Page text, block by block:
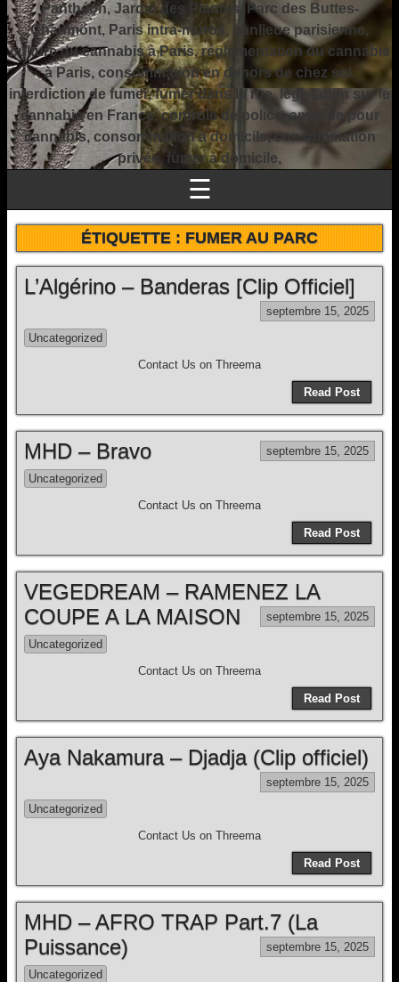
Panthéon, Jardin des Plantes, Parc des Buttes-
Chaumont, Paris intra-muros, banlieue parisienne,
culture du cannabis à Paris, réglementation du cannabis
à Paris, consommation en dehors de chez soi,
interdiction de fumer, fumer dans la rue, législation sur le
cannabis en France, contrôle de police, amende pour
cannabis, consommation à domicile, consommation
privée, fumer à domicile,
☰
ÉTIQUETTE :FUMER AU PARC
L’Algérino – Banderas [Clip Officiel]
septembre 15, 2025
Uncategorized
Contact Us on Threema
Read Post
MHD – Bravo septembre 15, 2025
Uncategorized
Contact Us on Threema
Read Post
VEGEDREAM – RAMENEZ LA
COUPE A LA MAISON
septembre 15, 2025
Uncategorized
Contact Us on Threema
Read Post
Aya Nakamura – Djadja (Clip officiel)
septembre 15, 2025
Uncategorized
Contact Us on Threema
Read Post
MHD – AFRO TRAP Part.7 (La
Puissance)
septembre 15, 2025
Uncategorized